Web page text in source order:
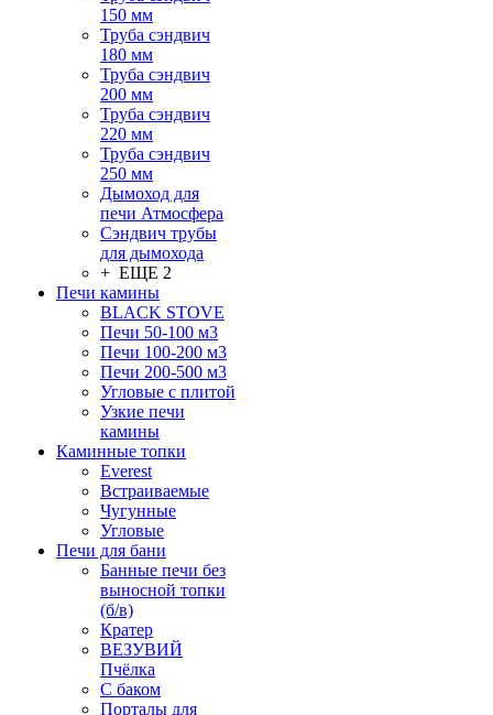
150 мм
Труба сэндвич
180 мм
Труба сэндвич
200 мм
Труба сэндвич
220 мм
Труба сэндвич
250 мм
Дымоход для
печи Атмосфера
Сэндвич трубы
для дымохода
+ ЕЩЕ 2
Печи камины
BLACK STOVE
Печи 50-100 м3
Печи 100-200 м3
Печи 200-500 м3
Угловые с плитой
Узкие печи
камины
Каминные топки
Everest
Встраиваемые
Чугунные
Угловые
Печи для бани
Банные печи без
выносной топки
(б/в)
Кратер
ВЕЗУВИЙ
Пчёлка
С баком
Порталы для